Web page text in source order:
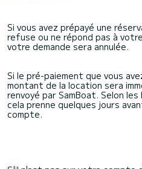
Si vous avez prépayé une
refuse ou ne répond pas à
votre demande sera annulée.
Si le pré-paiement que vous
montant de la location sera
renvoyé par SamBoat. Selon
cela prenne quelques jours
compte.